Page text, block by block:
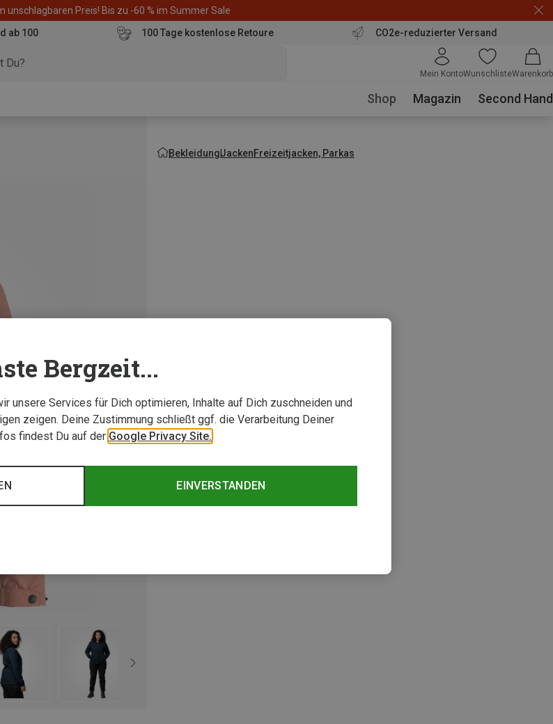
unschlagbaren Preis! Bis zu -60 % im Summer Sale
ab 100
100 Tage kostenlose Retoure CO2e-reduzierter Versand
Mein KontoWunschlisteWarenkorb
Shop Magazin Second Hand
BekleidungJackenFreizeitjacken, Parkas
Bergzeit...
unsere Services für Dich optimieren, Inhalte auf Dich zuschneiden und
zeigen. Deine Zustimmung schließt ggf. die Verarbeitung Deiner
findest Du auf der Google Privacy Site.
EINVERSTANDEN